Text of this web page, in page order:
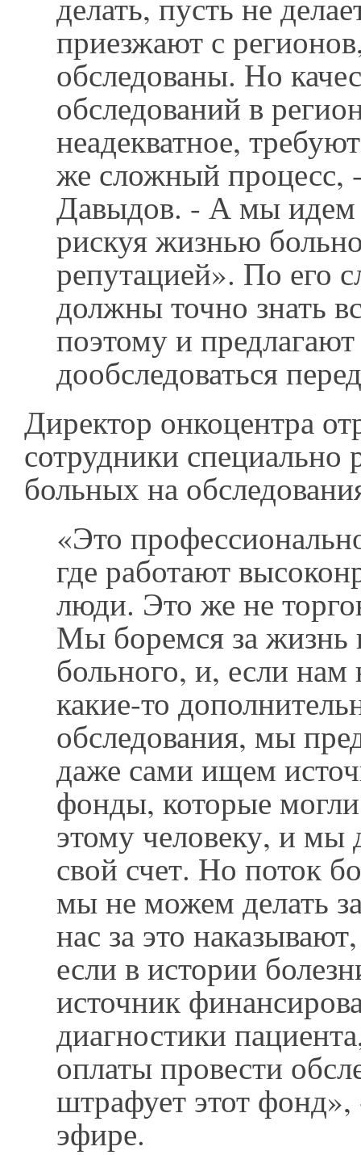
приезжают с
обследованы. Но
обследований в
неадекватное,
же сложный процесс, -
Давыдов. - А мы идем
рискуя жизнью
репутацией». По его
должны точно знать
поэтому и
дообследоваться
Директор онкоцентра
сотрудники специально
больных на
«Это
где работают
люди. Это же не
Мы боремся за жизнь
больного, и, если нам
какие-то
обследования, мы
даже сами ищем
фонды, которые
этому человеку, и мы
свой счет. Но поток
мы не можем делать
нас за это
если в истории
источник
диагностики
оплаты провести
штрафует этот фонд»,
эфире.